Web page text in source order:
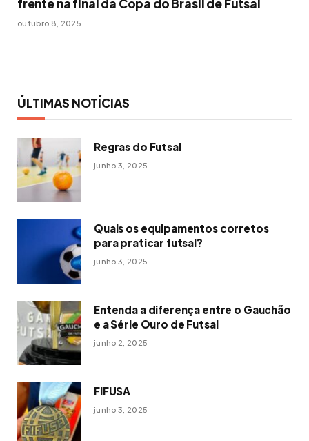
frente na final da Copa do Brasil de Futsal
outubro 8, 2025
ÚLTIMAS NOTÍCIAS
Regras do Futsal
junho 3, 2025
Quais os equipamentos corretos
para praticar futsal?
junho 3, 2025
Entenda a diferença entre o Gauchão
e a Série Ouro de Futsal
junho 2, 2025
FIFUSA
junho 3, 2025